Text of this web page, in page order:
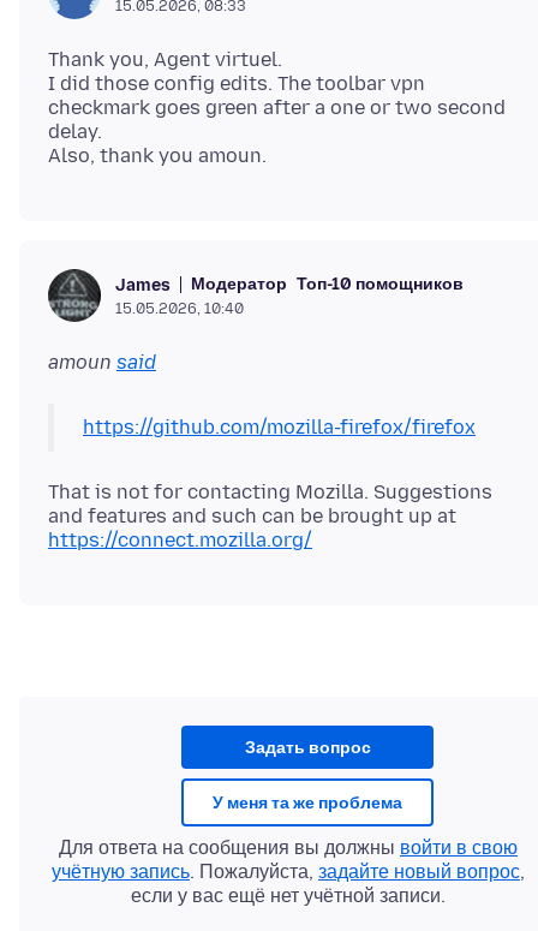
15.05.2026, 08:33
Thank you, Agent virtuel.
I did those config edits. The toolbar vpn
checkmark goes green after a one or two second
delay.
James Модератор Топ-10 помощников
15.05.2026, 10:40
amoun said
https://github.com/mozilla-firefox/firefox
That is not for contacting Mozilla. Suggestions
and features and such can be brought up at
https://connect.mozilla.org/
Задать вопрос
У меня та же проблема
Для ответа на сообщения вы должны войти в свою
учётную запись. Пожалуйста, задайте новый вопрос,
если у вас ещё нет учётной записи.